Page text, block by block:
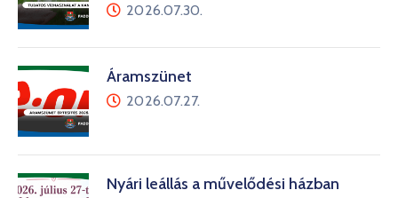
2026.07.30.
Áramszünet
2026.07.27.
Nyári leállás a művelődési házban